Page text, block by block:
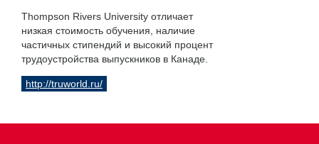
Thompson Rivers University отличает
низкая стоимость обучения, наличие
частичных стипендий и высокий процент
трудоустройства выпускников в Канаде.
http://truworld.ru/